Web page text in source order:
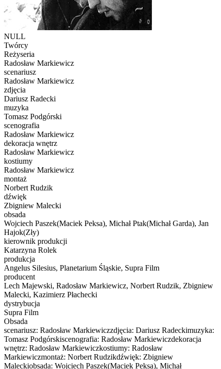
NULL
Twórcy
Reżyseria
Radosław Markiewicz
scenariusz
Radosław Markiewicz
zdjęcia
Dariusz Radecki
muzyka
Tomasz Podgórski
scenografia
Radosław Markiewicz
dekoracja wnętrz
Radosław Markiewicz
kostiumy
Radosław Markiewicz
montaż
Norbert Rudzik
dźwięk
Zbigniew Malecki
obsada
Wojciech Paszek(Maciek Peksa), Michał Ptak(Michał Garda), Jan
Hajok(Zły)
kierownik produkcji
Katarzyna Rolek
produkcja
Angelus Silesius, Planetarium Śląskie, Supra Film
producent
Lech Majewski, Radosław Markiewicz, Norbert Rudzik, Zbigniew
Malecki, Kazimierz Płachecki
dystrybucja
Supra Film
Obsada
scenariusz: Radosław Markiewiczzdjęcia: Dariusz Radeckimuzyka:
Tomasz Podgórskiscenografia: Radosław Markiewiczdekoracja
wnętrz: Radosław Markiewiczkostiumy: Radosław
Markiewiczmontaż: Norbert Rudzikdźwięk: Zbigniew
Maleckiobsada: Wojciech Paszek(Maciek Peksa), Michał